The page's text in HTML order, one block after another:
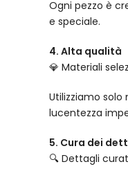
Ogni pezzo è
e speciale.
4. Alta qualità
💎 Materiali
Utilizziamo
lucentezza
5. Cura dei
🔍 Dettagli